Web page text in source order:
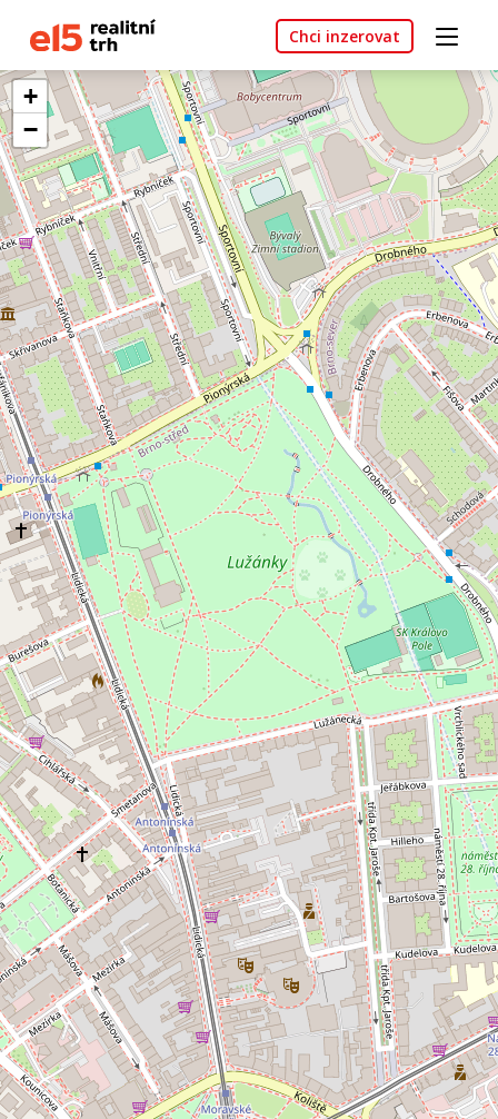
Chci inzerovat
+
−